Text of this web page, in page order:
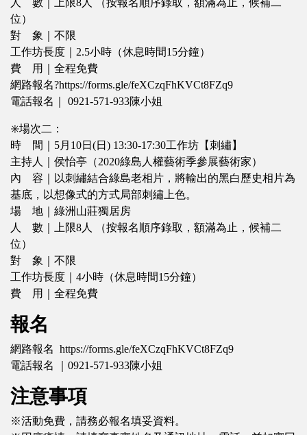
人 數｜上限8人 （按報名順序錄取，額滿為止，候補二
位）
對 象｜不限
工作坊長度｜2.5小時（休息時間15分鐘）
費 用｜全程免費
網路報名?https://forms.gle/feXCzqFhKVCt8FZq9
電話報名｜ 0921-571-933陳小姐
✳️場次二：
時 間｜5月10日(日) 13:30-17:30工作坊【刺繡】
主持人｜侯怡亭（2020綠島人權藝術季參展藝術家）
內 容｜以刺繡結合綠島老相片，將輸出的黑白歷史相片為
基底，以想像式的方式局部刺繡上色。
場 地｜綠洲山莊獨居房
人 數｜上限8人 （按報名順序錄取，額滿為止，候補二
位）
對 象｜不限
工作坊長度｜4小時（休息時間15分鐘）
費 用｜全程免費
報名
網路報名 https://forms.gle/feXCzqFhKVCt8FZq9
電話報名 ｜0921-571-933陳小姐
注意事項
※活動免費，請務必報名填妥資料。